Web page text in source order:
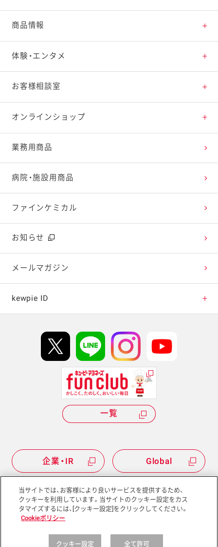
企業・IR Global
とっておきレシピトップ
素材の知識
料理の基本
特集レシピ
レシピランキング
レシピ動画
今日のレシピギャラリー
商品情報
商品情報トップ
新商品・リニューアル品一覧
販売終了商品一覧
体験・エンタメ
体験・エンタメトップ
マヨテラス（見学施設）
オープンキッチン（工場見学）
深谷テラス ヤサイな仲間たちファーム
おたのしみコンテンツ
広告ギャラリー
テレビ・ラジオ
キャンペーン・イベント
お客様相談室
お客様相談室トップ
よくお寄せいただくご質問
お客様の声を活かしました
オンラインショップ
Qummy
キユーピーウエルネス
業務用商品
病院・施設用商品
ファインケミカル
お知らせ
メールマガジン
kewpie ID
Hi! kewpieについて
Qummyについて
一覧
サイトマップ サイトポリシー
当サイトでは、お客様により良いサービスを提供するため、
クッキーを利用しています。当サイトのクッキー設定をカス
タマイズするには、[クッキー設定]をクリックしてください。
Cookieポリシー
クッキー設定 全て許可